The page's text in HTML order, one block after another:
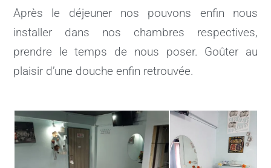
Après le déjeuner nos pouvons enfin nous
installer dans nos chambres respectives,
prendre le temps de nous poser. Goûter au
plaisir d’une douche enfin retrouvée.